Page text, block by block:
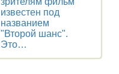
известен под
названием
"Второй шанс".
Это…